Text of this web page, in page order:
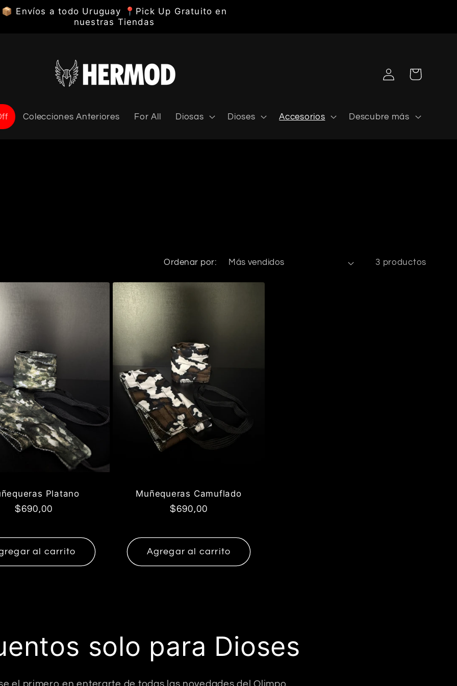
📦 Envíos a todo Uruguay 📍Pick Up Gratuito en
nuestras Tiendas
Colecciones Anteriores For All Diosas Dioses Accesorios Descubre más
Iniciar
sesión
Carrito
Ordenar por: 3 productos
Platano
Precio
$690,00
al carrito
Muñequeras Camuflado
Precio
$690,00
Agregar al carrito
solo para Dioses
el primero en enterarte de todas las novedades del Olimpo.